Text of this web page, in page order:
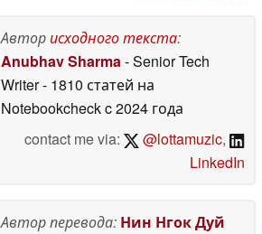
Авторисходного текста:
Anubhav Sharma- Senior Tech
Writer- 1810 статей на
Notebookcheckc 2024 года
contact me via:
@lottamuzic,
LinkedIn
Автор перевода: Нин Нгок Дуй